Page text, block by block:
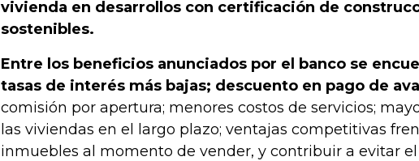
vivienda en desarrollos con certificación de
sostenibles.
Entre los beneficios anunciados por el banco se
tasas de interés más bajas; descuento en pago de
comisión por apertura; menores costos de servicios;
las viviendas en el largo plazo; ventajas competitivas
inmuebles al momento de vender, y contribuir a evitar